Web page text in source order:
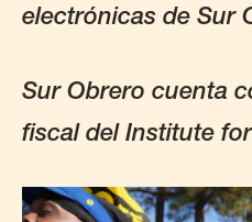
electrónicas de Sur
Sur Obrero cuenta
fiscal del Institute